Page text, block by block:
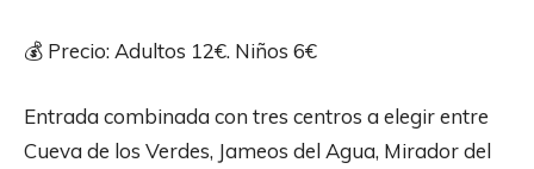
💰 Precio: Adultos 12€. Niños 6€
Entrada combinada con tres centros a elegir entre
Cueva de los Verdes, Jameos del Agua, Mirador del